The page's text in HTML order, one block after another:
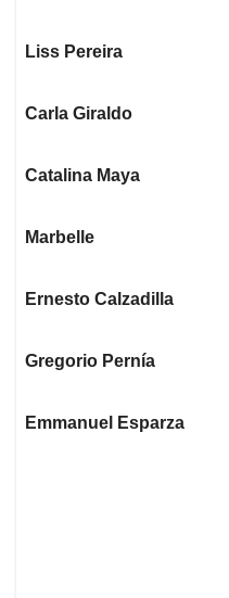
Liss Pereira
Carla Giraldo
Catalina Maya
Marbelle
Ernesto Calzadilla
Gregorio Pernía
Emmanuel Esparza